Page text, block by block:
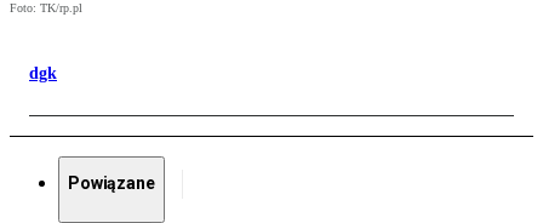
Foto: TK/rp.pl
dgk
Powiązane